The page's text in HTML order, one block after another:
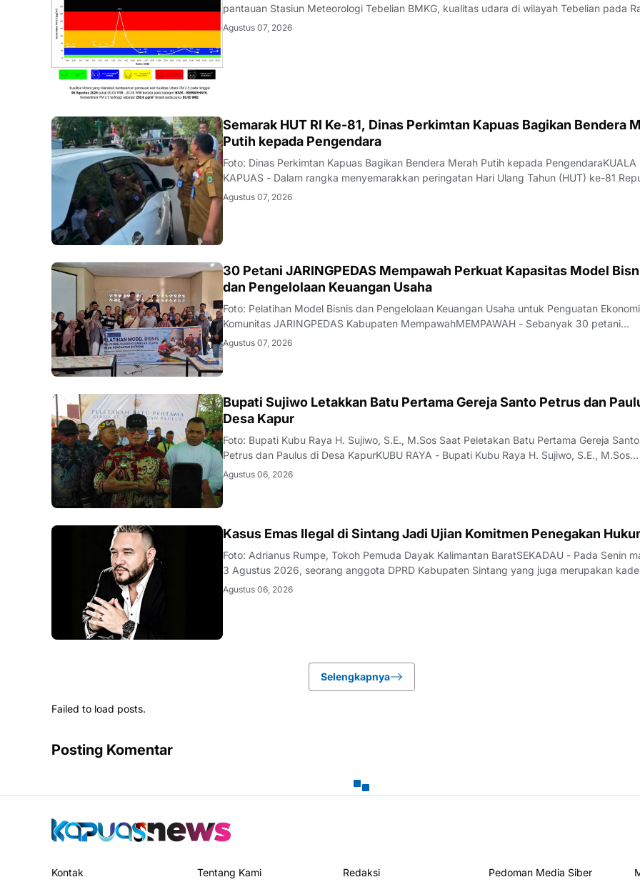
pantauan Stasiun Meteorologi Tebelian BMKG, kualitas udara di wilayah Tebelian pada
Agustus 2026 terpantau berada pada kategori BAIK hingga BERBAHAYA.Data pantauan
Agustus 07, 2026
DAERAH
Semarak HUT RI Ke-81, Dinas Perkimtan Kapuas Bagikan Bendera
Putih kepada Pengendara
Foto: Dinas Perkimtan Kapuas Bagikan Bendera Merah Putih kepada PengendaraKUALA
KAPUAS - Dalam rangka menyemarakkan peringatan Hari Ulang Tahun (HUT) ke-81
Indonesia, Dinas Perumahan, Kawasan Permukiman, dan Pertanahan (Disperkimtan)
Agustus 07, 2026
BISNIS
30 Petani JARINGPEDAS Mempawah Perkuat Kapasitas Model
dan Pengelolaan Keuangan Usaha
Foto: Pelatihan Model Bisnis dan Pengelolaan Keuangan Usaha untuk Penguatan Ekonomi
Komunitas JARINGPEDAS Kabupaten MempawahMEMPAWAH - Sebanyak 30 petani
komoditas dampingan Gemawan dari 15 desa di Kabupaten Mempawah mengikuti
Agustus 07, 2026
DAERAH
Bupati Sujiwo Letakkan Batu Pertama Gereja Santo Petrus dan
Desa Kapur
Foto: Bupati Kubu Raya H. Sujiwo, S.E., M.Sos Saat Peletakan Batu Pertama Gereja Santo
Petrus dan Paulus di Desa KapurKUBU RAYA - Bupati Kubu Raya H. Sujiwo, S.E., M.Sos
melakukan peletakan batu pertama pembangunan Gereja Katolik Santo Petrus dan
Agustus 06, 2026
Kasus Emas Ilegal di Sintang Jadi Ujian Komitmen Penegakan
Foto: Adrianus Rumpe, Tokoh Pemuda Dayak Kalimantan BaratSEKADAU - Pada Senin
3 Agustus 2026, seorang anggota DPRD Kabupaten Sintang yang juga merupakan
Partai Golkar berinisial AI diamankan tim gabungan Polda Kalimantan Barat dalam operasi
Agustus 06, 2026
Selengkapnya
Failed to load posts.
Posting Komentar
Kontak Tentang Kami Redaksi Pedoman Media Siber